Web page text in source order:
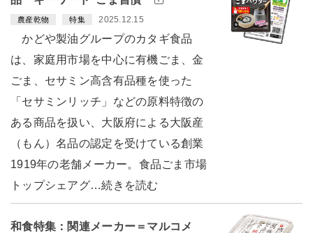
農産乾物 特集 2025.12.15
かどや製油グループのカタギ食品
は、家庭用市場を中心に有機ごま、金
ごま、セサミン高含有品種を使った
「セサミンリッチ」などの原料特徴の
ある商品を扱い、大阪府による大阪産
（もん）名品の認定を受けている創業
1919年の老舗メーカー。食品ごま市場
トップシェアグ…続きを読む
和食特集：関連メーカー＝マルコメ